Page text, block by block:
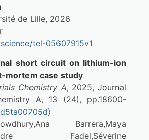
de Lille, 2026
tel-05607915v1
short circuit on lithium-ion
mortem case study
Chemistry A, 2025, Journal
A, 13 (24), pp.18600-
Barrera,Maya
Fadel,Séverine